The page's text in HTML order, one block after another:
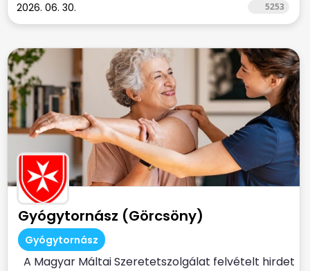
2026. 06. 30. 5253
Gyógytornász (Görcsöny)
Gyógytornász
A Magyar Máltai Szeretetszolgálat felvételt hirdet